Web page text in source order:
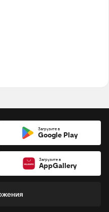
Загрузите в
Google Play
Загрузите в
AppGallery